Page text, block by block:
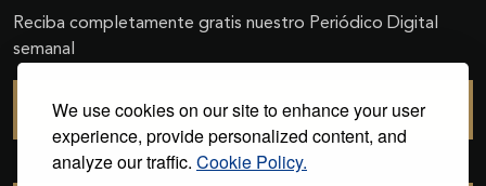
We use cookies on our site to enhance your user
experience, provide personalized content, and
analyze our traffic. Cookie Policy.
Reciba completamente gratis nuestro Periódico Digital
semanal
SUSCRIBIRSE